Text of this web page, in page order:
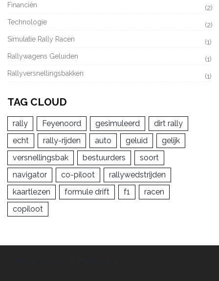
Financiën
(2)
Technologie
(2)
Simulatie Rally Racen
(1)
Rallywagens Geluiden
(1)
Rallyversnellingsbakken
(1)
TAG CLOUD
rally Feyenoord gesimuleerd
dirt rally
echt
rally-rijden auto geluid
gelijk
versnellingsbak
bestuurders
soort
navigator
co-piloot
rallywedstrijden
kaartlezen
formule drift f1
racen
copiloot